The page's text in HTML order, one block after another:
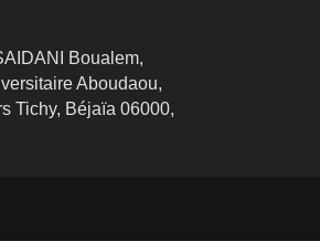
Boualem,
Aboudaou,
Tichy, Béjaïa 06000,